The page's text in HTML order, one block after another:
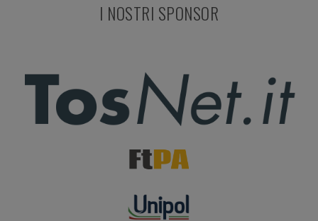
I NOSTRI SPONSOR